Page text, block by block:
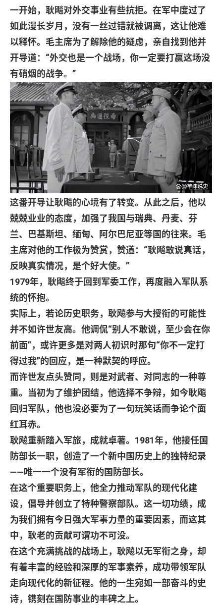
一开始，耿飚对外交事业有些抗拒。在军中度过了
如此漫长岁月，没有一丝过错就被调离，这让他难
以释怀。毛主席为了解除他的疑虑，亲自找到他并
开导道： “外交也是一个战场，你一定要打赢这场没
有硝烟的战争。 ”
这番开导让耿飚的心境有了转变。从此之后，他以
兢兢业业的态度，加强了我国与瑞典、丹麦、芬
兰、巴基斯坦、缅甸、阿尔巴尼亚等国的往来。毛
主席对他的工作极为赞赏，赞道： “耿飚敢说真话，
反映真实情况，是个好大使。 ”
1979年，耿飚终于回到军委工作，再度融入军队系
统的怀抱。
实际上，若论历史职务，耿飚参与大授衔的可能性
并不如许世友高。他调侃“别人不敢说，至少会在你
前面”，或许更多是对两人初识时那句“你不一定打
得过我”的回应，是一种默契的呼应。
而许世友点头赞同，则是对武者、对同志的一种尊
重。当初为了维护团结，他选择不争辩，如今耿飚
回归军队，他也没必要为了一句玩笑话而争论个面
红耳赤。
耿飚重新踏入军旅，成就卓著。 1981年，他接任国
防部长一职，创造了一个新中国历史上的独特纪录
——唯一一个没有军衔的国防部长。
在这个重要职务上，他全力推动军队的现代化建
设，倡导并创立了特种警察部队。这一切功绩，成
为我们拥有今日强大军事力量的重要因素，而这其
中，耿老的贡献可谓功不可没。
在这个充满挑战的战场上，耿飚以无军衔之身，却
有着丰富的经验和深厚的军事素养，成功带领军队
走向现代化的新征程。他的一生宛如一部奋斗的史
诗，镌刻在国防事业的丰碑之上。